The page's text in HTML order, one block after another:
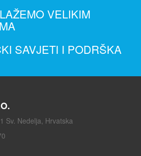
VELIKIM
SAVJETI I PODRŠKA
Sv. Nedelja, Hrvatska